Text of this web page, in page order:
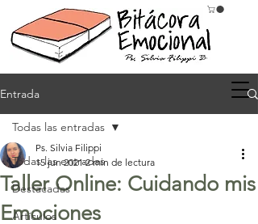
Entrada
Todas las entradas
Destacadas
Artículos
Todas las entradas
Taller Online: Cuidando mis
Emociones
Ps. Silvia Filippi
15 jun 2021 2 min de lectura